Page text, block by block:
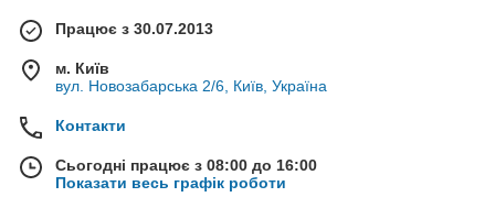
Працює з 30.07.2013
м. Київ
вул. Новозабарська 2/6, Київ, Україна
Контакти
Сьогодні працює з 08:00 до 16:00
Показати весь графік роботи